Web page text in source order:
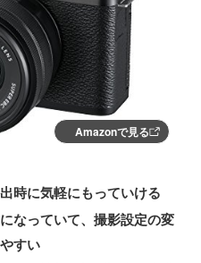
Amazonで見る
時に気軽にもっていける
なっていて、撮影設定の変
すい